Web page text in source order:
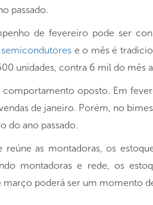
passado.
de fevereiro pode ser
e o mês é
unidades, contra 6 mil do mês
oposto. Em
de janeiro. Porém, no
do ano passado.
as montadoras, os
montadoras e rede, os
março poderá ser um momento